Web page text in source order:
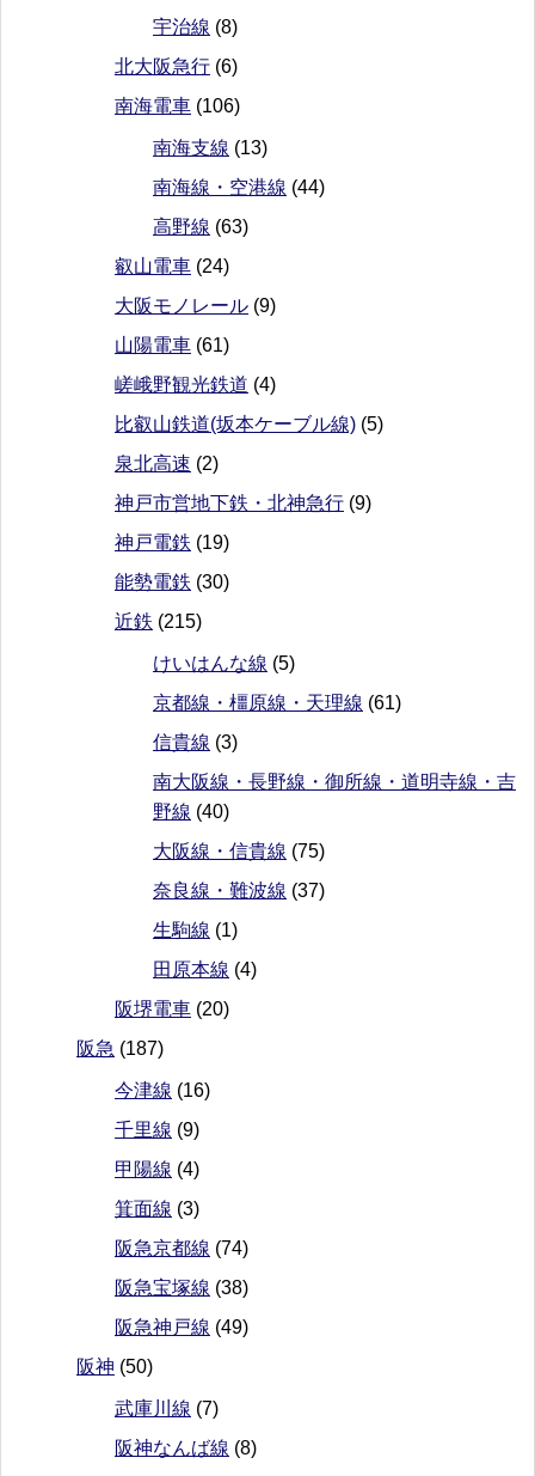
宇治線 (8)
北大阪急行 (6)
南海電車 (106)
南海支線 (13)
南海線・空港線 (44)
高野線 (63)
叡山電車 (24)
大阪モノレール (9)
山陽電車 (61)
嵯峨野観光鉄道 (4)
比叡山鉄道(坂本ケーブル線) (5)
泉北高速 (2)
神戸市営地下鉄・北神急行 (9)
神戸電鉄 (19)
能勢電鉄 (30)
近鉄 (215)
けいはんな線 (5)
京都線・橿原線・天理線 (61)
信貴線 (3)
南大阪線・長野線・御所線・道明寺線・吉
野線 (40)
大阪線・信貴線 (75)
奈良線・難波線 (37)
生駒線 (1)
田原本線 (4)
阪堺電車 (20)
阪急 (187)
今津線 (16)
千里線 (9)
甲陽線 (4)
箕面線 (3)
阪急京都線 (74)
阪急宝塚線 (38)
阪急神戸線 (49)
阪神 (50)
武庫川線 (7)
阪神なんば線 (8)